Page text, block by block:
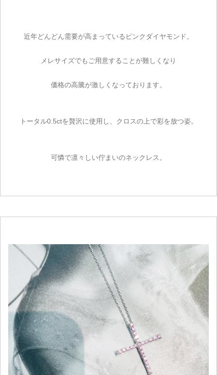
近年どんどん需要が高まっているピンクダイヤモンド。
メレサイズでもご用意することが難しくなり
価格の高騰が激しくなっております。
トータル0.5ctを贅沢に使用し、クロスの上で彩を放つ姿。
可憐で凛々しい佇まいのネックレス。